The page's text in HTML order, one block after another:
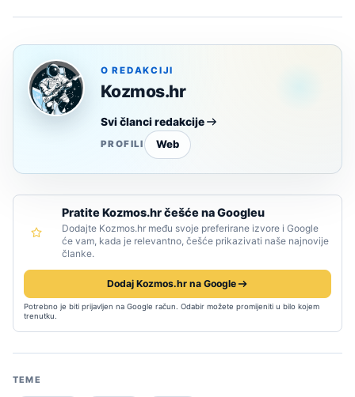
O REDAKCIJI
Kozmos.hr
Svi članci redakcije
PROFILI Web
Pratite Kozmos.hr češće na Googleu
Dodajte Kozmos.hr među svoje preferirane izvore i Google
će vam, kada je relevantno, češće prikazivati naše najnovije
članke.
Dodaj Kozmos.hr na Google
Potrebno je biti prijavljen na Google račun. Odabir možete promijeniti u bilo kojem
trenutku.
TEME